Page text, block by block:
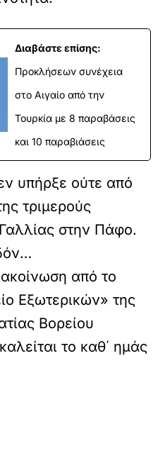
Διαβάστε επίσης:
Προκλήσεων συνέχεια
στο Αιγαίο από την
Τουρκία με 8 παραβάσεις
και 10 παραβιάσεις
υπήρξε ούτε από
τριμερούς
στην Πάφο.
από το
Εξωτερικών» της
Βορείου
το καθ΄ ημάς